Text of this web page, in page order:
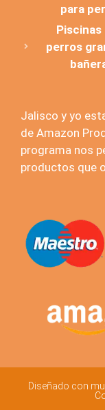
para
Piscinas
perros
Jalisco y yo
de Amazon
programa nos
productos que
Diseñado con